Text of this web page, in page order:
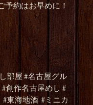
予約はお早めに！
部屋 #名古屋グル
創作名古屋めし #
#東海地酒 #ミニカ